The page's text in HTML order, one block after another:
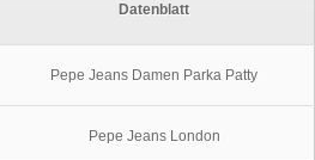
Datenblatt
Pepe Jeans Damen Parka Patty
Pepe Jeans London